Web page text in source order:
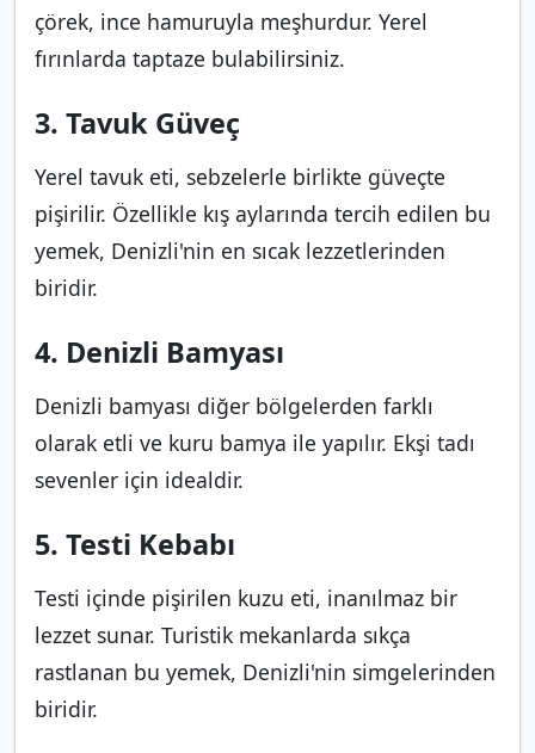
çörek, ince hamuruyla meşhurdur. Yerel
fırınlarda taptaze bulabilirsiniz.
3. Tavuk Güveç
Yerel tavuk eti, sebzelerle birlikte güveçte
pişirilir. Özellikle kış aylarında tercih edilen bu
yemek, Denizli'nin en sıcak lezzetlerinden
biridir.
4. Denizli Bamyası
Denizli bamyası diğer bölgelerden farklı
olarak etli ve kuru bamya ile yapılır. Ekşi tadı
sevenler için idealdir.
5. Testi Kebabı
Testi içinde pişirilen kuzu eti, inanılmaz bir
lezzet sunar. Turistik mekanlarda sıkça
rastlanan bu yemek, Denizli'nin simgelerinden
biridir.